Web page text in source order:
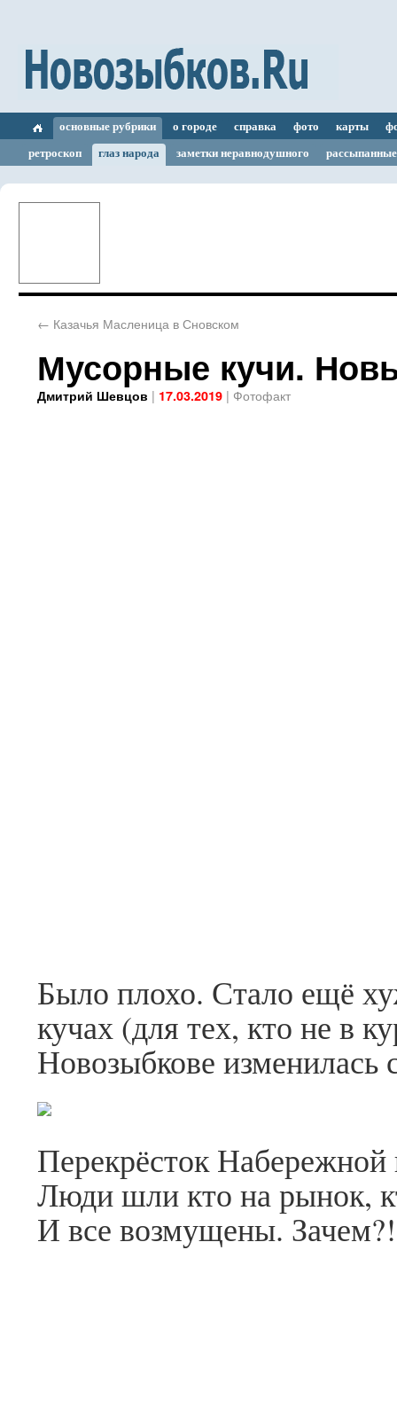
основные рубрики о городе справка фото карты
ретроскоп
глаз народа заметки неравнодушного
← Казачья Масленица в Сновском
Мусорные кучи.
Дмитрий Шевцов | 17.03.2019 | Фотофакт
Было плохо. Стало ещё
кучах (для тех, кто не в
Новозыбкове изменилась
Перекрёсток Набережной
Люди шли кто на рынок,
И все возмущены. Зачем?!